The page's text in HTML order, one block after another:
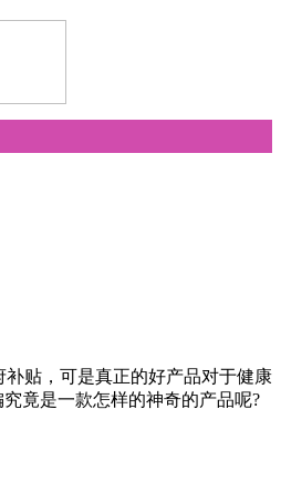
贴，可是真正的好产品对于健康
竟是一款怎样的神奇的产品呢?